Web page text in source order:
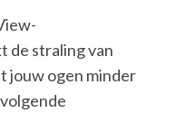
de straling van
jouw ogen minder